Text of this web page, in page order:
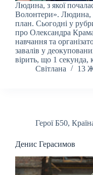
Людина, з якої
Волонтери». Людина,
план. Сьогодні у
про Олександра
навчання та
завалів у
вірить, що 1 секунда,
Світлана
13
Герої Б50,
Денис Герасимов